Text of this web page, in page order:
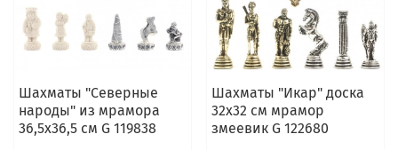
Шахматы "Северные
народы" из мрамора
36,5х36,5 см G 119838
Шахматы "Икар" доска
32х32 см мрамор
змеевик G 122680